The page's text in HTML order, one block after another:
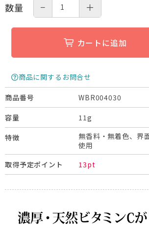
数量 − ＋
カートに追加
商品に関するお問合せ
商品番号 WBR004030
容量 11g
特徴
無香料・無着色、界
使用
取得予定ポイント
13pt